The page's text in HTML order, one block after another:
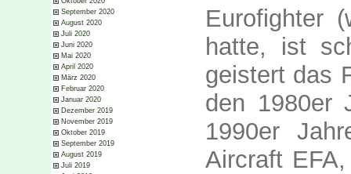
September 2020
August 2020
Juli 2020
Juni 2020
Mai 2020
April 2020
März 2020
Februar 2020
Januar 2020
Dezember 2019
November 2019
Oktober 2019
September 2019
August 2019
Juli 2019
Eurofighter
hatte, ist
geistert das
den 1980er
1990er
Aircraft